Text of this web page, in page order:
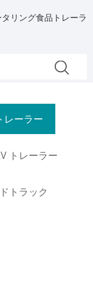
リング食品トレーラ
レーラー
トレーラー
トラック